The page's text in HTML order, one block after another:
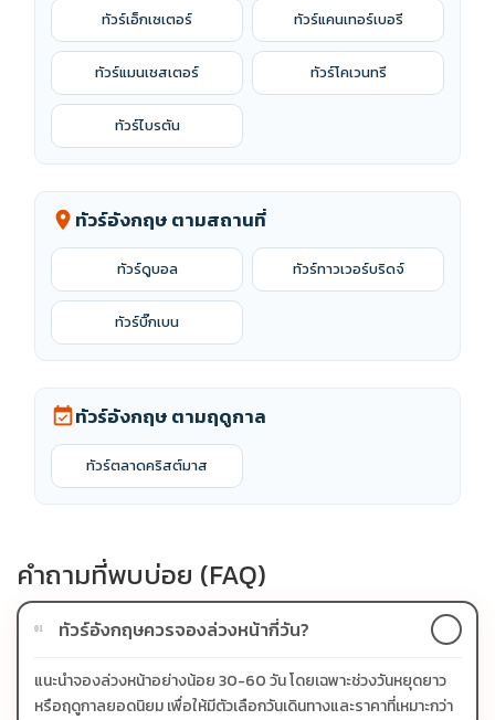
ทัวร์เอ็กเซเตอร์ ทัวร์แคนเทอร์เบอรี
ทัวร์แมนเชสเตอร์ ทัวร์โคเวนทรี
ทัวร์ไบรตัน
location_on ทัวร์อังกฤษ ตามสถานที่
ทัวร์ดูบอล ทัวร์ทาวเวอร์บริดจ์
ทัวร์บิ๊กเบน
event_availableทัวร์อังกฤษ ตามฤดูกาล
ทัวร์ตลาดคริสต์มาส
คำถามที่พบบ่อย (FAQ)
01 ทัวร์อังกฤษควรจองล่วงหน้ากี่วัน?
แนะนำจองล่วงหน้าอย่างน้อย 30-60 วัน โดยเฉพาะช่วงวันหยุดยาว
หรือฤดูกาลยอดนิยม เพื่อให้มีตัวเลือกวันเดินทางและราคาที่เหมาะกว่า